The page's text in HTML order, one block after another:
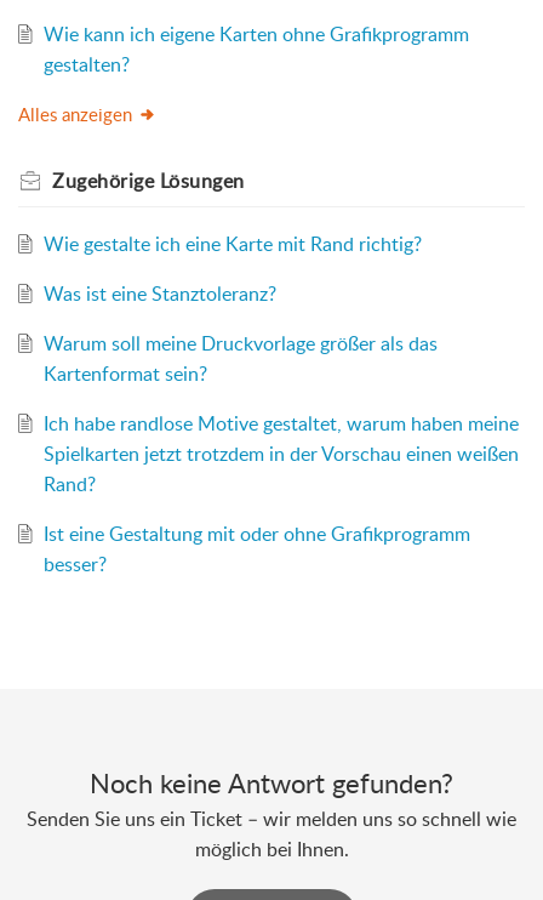
Wie kann ich eigene Karten ohne Grafikprogramm
gestalten?
Alles anzeigen
Zugehörige Lösungen
Wie gestalte ich eine Karte mit Rand richtig?
Was ist eine Stanztoleranz?
Warum soll meine Druckvorlage größer als das
Kartenformat sein?
Ich habe randlose Motive gestaltet, warum haben meine
Spielkarten jetzt trotzdem in der Vorschau einen weißen
Rand?
Ist eine Gestaltung mit oder ohne Grafikprogramm
besser?
Noch keine Antwort gefunden?
Senden Sie uns ein Ticket – wir melden uns so schnell wie
möglich bei Ihnen.